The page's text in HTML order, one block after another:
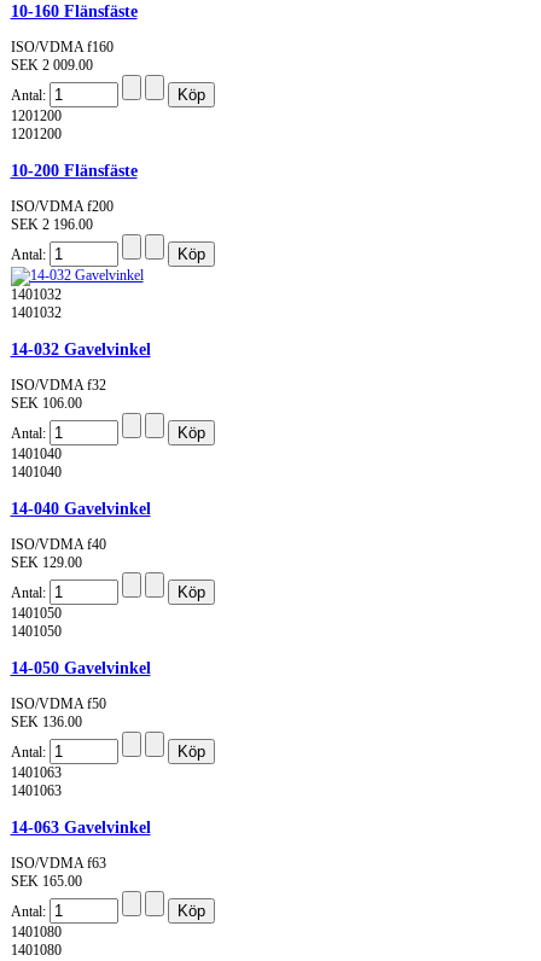
10-160 Flänsfäste
ISO/VDMA f160
SEK 2 009.00
Antal:
1201200
1201200
10-200 Flänsfäste
ISO/VDMA f200
SEK 2 196.00
Antal:
1401032
1401032
14-032 Gavelvinkel
ISO/VDMA f32
SEK 106.00
Antal:
1401040
1401040
14-040 Gavelvinkel
ISO/VDMA f40
SEK 129.00
Antal:
1401050
1401050
14-050 Gavelvinkel
ISO/VDMA f50
SEK 136.00
Antal:
1401063
1401063
14-063 Gavelvinkel
ISO/VDMA f63
SEK 165.00
Antal:
1401080
1401080